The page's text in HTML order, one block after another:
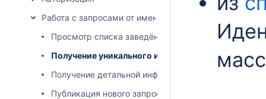
Работа с запросами от имени грузовладельца
Просмотр списка заведённых запросов на торги
Получение уникального идентификатора запроса
Получение детальной информации по запросу и
Публикация нового запроса на торги